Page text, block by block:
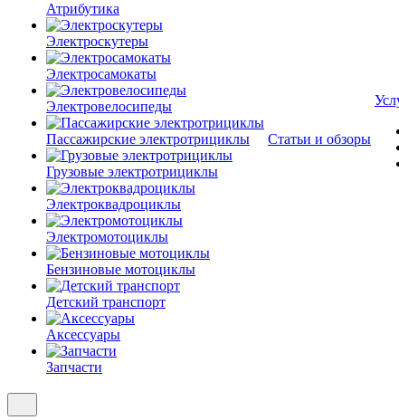
Атрибутика
Электроскутеры
Электросамокаты
Электровелосипеды
Пассажирские электротрициклы
Грузовые электротрициклы
Электроквадроциклы
Электромотоциклы
Бензиновые мотоциклы
Детский транспорт
Аксессуары
Запчасти
Статьи и обзоры